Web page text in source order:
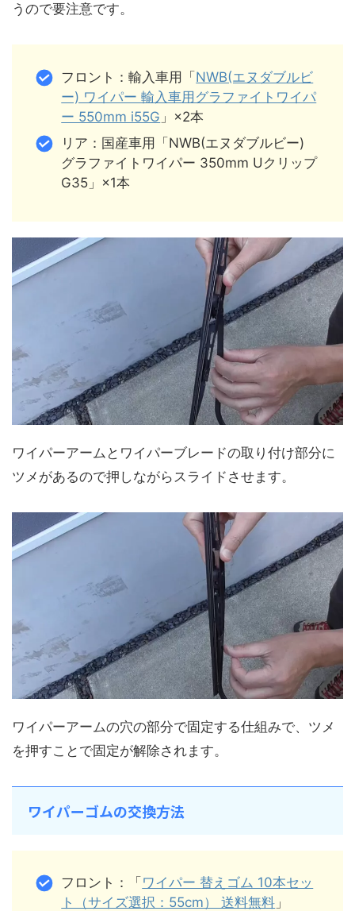
うので要注意です。
フロント：輸入車用「NWB(エヌダブルビ
ー) ワイパー 輸入車用グラファイトワイパ
ー 550mm i55G 」×2本
リア：国産車用「NWB(エヌダブルビー)
グラファイトワイパー 350mm Uクリップ
G35」×1本
ワイパーアームとワイパーブレードの取り付け部分に
ツメがあるので押しながらスライドさせます。
ワイパーアームの穴の部分で固定する仕組みで、ツメ
を押すことで固定が解除されます。
ワイパーゴムの交換方法
フロント：「ワイパー 替えゴム 10本セッ
ト（サイズ選択：55cm） 送料無料 」